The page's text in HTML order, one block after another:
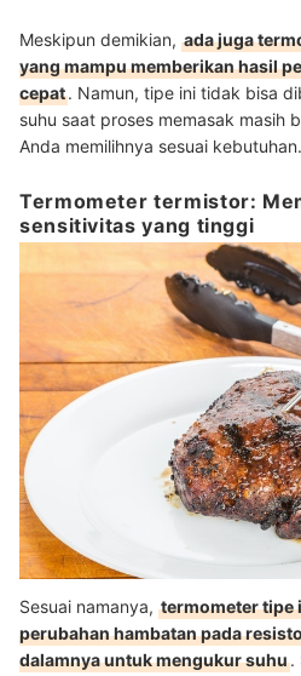
Meskipun demikian, ada juga
yang mampu memberikan hasil
cepat. Namun, tipe ini tidak bisa
suhu saat proses memasak masih
Anda memilihnya sesuai kebutuhan.
Termometer termistor:
sensitivitas yang tinggi
Sesuai namanya, termometer tipe
perubahan hambatan pada
dalamnya untuk mengukur suhu.